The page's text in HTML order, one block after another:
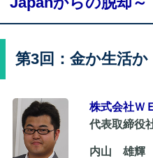
第3回：金か生活か
株式会社Ｗ
代表取締役
内山 雄輝